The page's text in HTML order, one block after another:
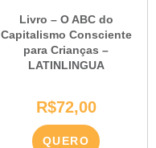
Livro – O ABC do
Capitalismo Consciente
para Crianças –
LATINLINGUA
R$72,00
QUERO